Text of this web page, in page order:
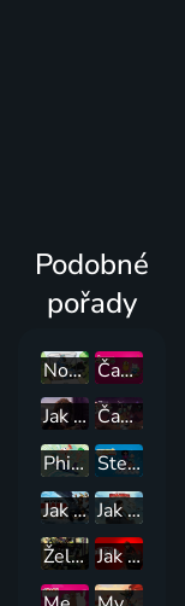
Podobné
pořady
Normálka: Ztracené nahrávky
Čas na dobrodružství
Jak vycvičit draky: Závod na hřeben
Čas na dobrodružství: Daleké kraje
Phineas a Ferb
Steven Universe
Jak vycvičit draka
Jak vycvičit draky
Želvy Ninja
Jak vycvičit draka 2